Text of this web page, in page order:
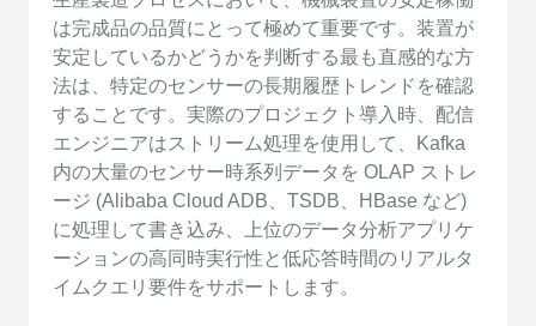
は完成品の品質にとって極めて重要です。装置が
安定しているかどうかを判断する最も直感的な方
法は、特定のセンサーの長期履歴トレンドを確認
することです。実際のプロジェクト導入時、配信
エンジニアはストリーム処理を使用して、Kafka
内の大量のセンサー時系列データを OLAP ストレ
ージ (Alibaba Cloud ADB、TSDB、HBase など)
に処理して書き込み、上位のデータ分析アプリケ
ーションの高同時実行性と低応答時間のリアルタ
イムクエリ要件をサポートします。